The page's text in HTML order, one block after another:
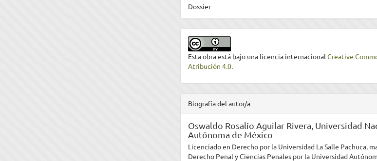
Dossier
Esta obra está bajo una licencia internacionalCreative
Atribución 4.0.
Biografía del autor/a
Oswaldo Rosalío Aguilar Rivera, Universidad
Autónoma de México
Licenciado en Derecho por la Universidad La Salle Pachuca,
Derecho Penal y Ciencias Penales por la Universidad